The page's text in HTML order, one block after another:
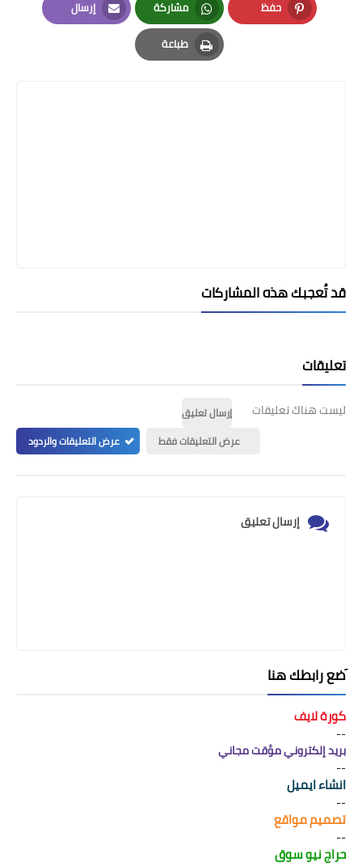
حفظ
Pinterest
مشاركة
Whatsapp
إرسال
Email
طباعة
Print
قد تُعجبك هذه المشاركات
تعليقات
ليست هناك تعليقات
إرسال تعليق
عرض التعليقات فقط
عرض التعليقات والردود
إرسال تعليق
َضع رابطك هنا
كورة لايف
--
بريد إلكتروني مؤقت مجاني
--
انشاء ايميل
--
تصميم مواقع
--
حراج نيو سوق